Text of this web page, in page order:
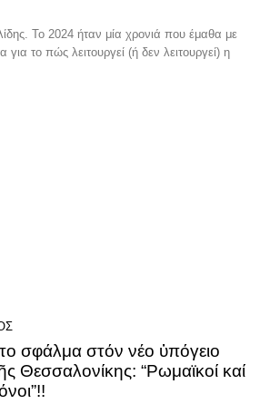
έμαθα με
το πώς λειτουργεί (ή δεν λειτουργεί) η
σφάλμα στόν νέο ὑπόγειο
Θεσσαλονίκης: “Ρωμαϊκοί καί